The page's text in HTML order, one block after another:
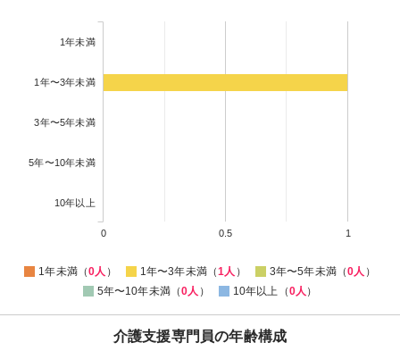
1年未満
1年〜3年未満
3年〜5年未満
5年〜10年未満
10年以上
0 0.5 1
1年未満（0人 ） 1年〜3年未満（1人 ） 3年〜5年未満（0人 ）
5年〜10年未満（0人 ） 10年以上（0人 ）
介護支援専門員の年齢構成